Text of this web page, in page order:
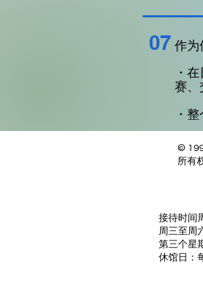
07 作为
・
赛、
・
©
所有
接待时间
周三至周
第三个星
休馆日：